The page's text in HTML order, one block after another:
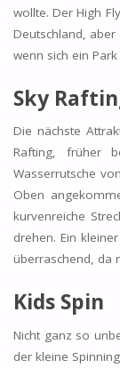
wollte. Der High
Deutschland,
wenn sich ein
Sky
Die nächste
Rafting, früher
Wasserrutsche
Oben
kurvenreiche
drehen. Ein
überraschend, da
Kids Spin
Nicht ganz so
der kleine